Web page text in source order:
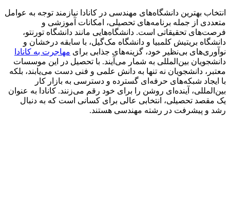
انتخاب بهترین دانشگاه‌های مهندسی در کانادا نیازمند توجه به عوامل
متعددی از جمله برنامه‌های تحصیلی، امکانات آموزشی و
فرصت‌های تحقیقاتی است. دانشگاه‌هایی مانند دانشگاه تورنتو،
دانشگاه بریتیش کلمبیا و دانشگاه مک‌گیل، با سابقه درخشان و
نوآوری‌های بی‌نظیر خود، گزینه‌های جذابی برای مهاجرت به کانادا
دانشجویان بین‌المللی به شمار می‌آیند. با تحصیل در این موسسات
معتبر، دانشجویان نه تنها به دانش علمی و فنی دست می‌یابند، بلکه
با ایجاد شبکه‌های حرفه‌ای گسترده و دسترسی به بازار کار
بین‌المللی، آینده‌ای روشن را برای خود رقم می‌زنند. کانادا به عنوان
یک مقصد تحصیلی، انتخابی عالی برای کسانی است که به دنبال
رشد و پیشرفت در رشته مهندسی هستند.